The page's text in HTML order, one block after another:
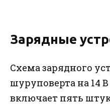
Зарядные
Схема зарядного
шуруповерта на 14
включает пять